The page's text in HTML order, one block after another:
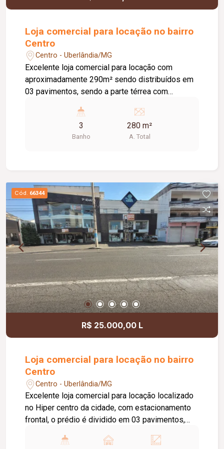
Loja comercial para locação no bairro
Centro
Centro - Uberlândia/MG
Excelente loja comercial para locação com
aproximadamente 290m² sendo distribuídos em
03 pavimentos, sendo a parte térrea com
banheiro e copa, e no 1° e 2 pavimento com
aproximadamente 100m° cada com banheiro e
3
Banho
280 m²
A. Total
Cód. 66344
R$ 25.000,00 L
Loja comercial para locação no bairro
Centro
Centro - Uberlândia/MG
Excelente loja comercial para locação localizado
no Hiper centro da cidade, com estacionamento
frontal, o prédio é dividido em 03 pavimentos,
170m², com elevador, 02 banheiros e copa, e no